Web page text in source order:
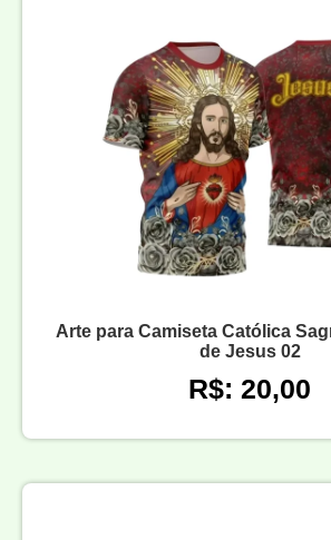
Arte para Camiseta Católica
de Jesus 02
R$: 20,00